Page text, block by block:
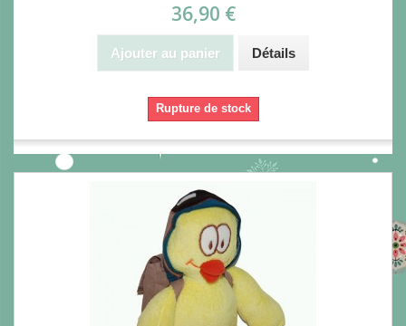
36,90 €
Ajouter au panier Détails
Rupture de stock